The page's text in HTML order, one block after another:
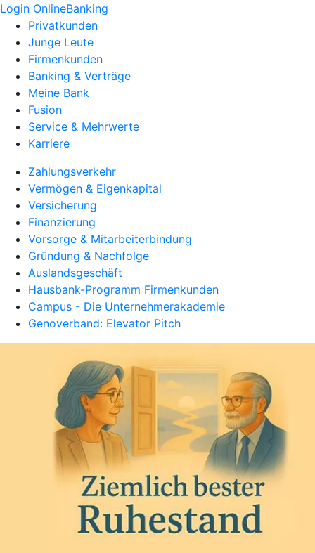
Login OnlineBanking
Privatkunden
Junge Leute
Firmenkunden
Banking & Verträge
Meine Bank
Fusion
Service & Mehrwerte
Karriere
Zahlungsverkehr
Vermögen & Eigenkapital
Versicherung
Finanzierung
Vorsorge & Mitarbeiterbindung
Gründung & Nachfolge
Auslandsgeschäft
Hausbank-Programm Firmenkunden
Campus - Die Unternehmerakademie
Genoverband: Elevator Pitch